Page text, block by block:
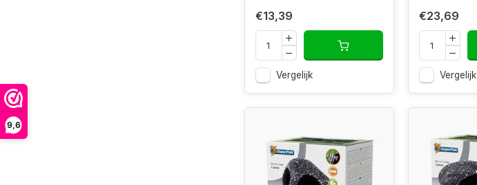
9,6
€13,39
Vergelijk
€23,69
Vergelijk